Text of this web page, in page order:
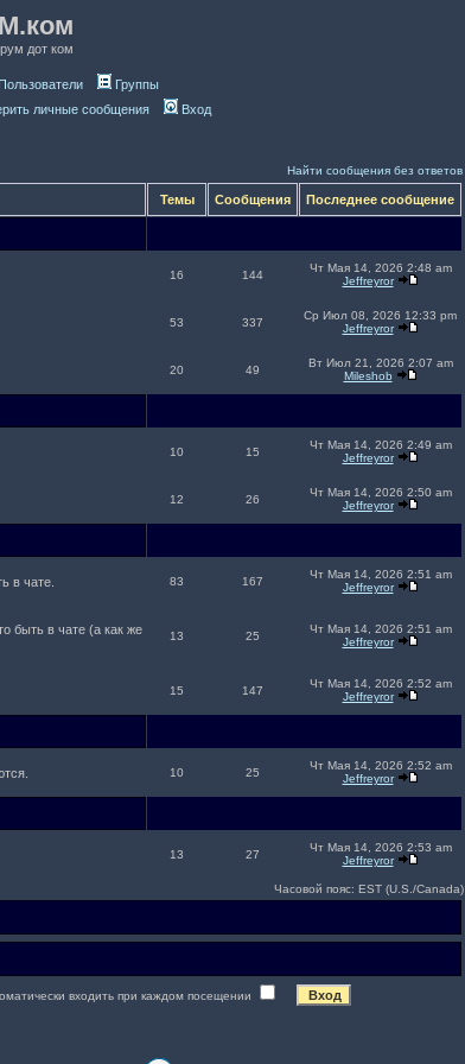
дот ком
Пользователи
Группы
личные сообщения Вход
Найти сообщения без ответов
Темы Сообщения Последнее сообщение
16 144
Чт Мая 14, 2026 2:48 am
Jeffreyror
53 337
Ср Июл 08, 2026 12:33 pm
Jeffreyror
20 49
Вт Июл 21, 2026 2:07 am
Mileshob
10 15
Чт Мая 14, 2026 2:49 am
Jeffreyror
12 26
Чт Мая 14, 2026 2:50 am
Jeffreyror
в чате.
83 167
Чт Мая 14, 2026 2:51 am
Jeffreyror
быть в чате (а как же
13 25
Чт Мая 14, 2026 2:51 am
Jeffreyror
15 147
Чт Мая 14, 2026 2:52 am
Jeffreyror
10 25
Чт Мая 14, 2026 2:52 am
Jeffreyror
13 27
Чт Мая 14, 2026 2:53 am
Jeffreyror
Часовой пояс: EST (U.S./Canada)
входить при каждом посещении